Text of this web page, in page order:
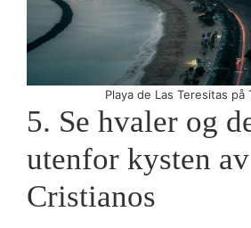
Playa de Las Teresitas på
5. Se hvaler og
utenfor kysten
Cristianos